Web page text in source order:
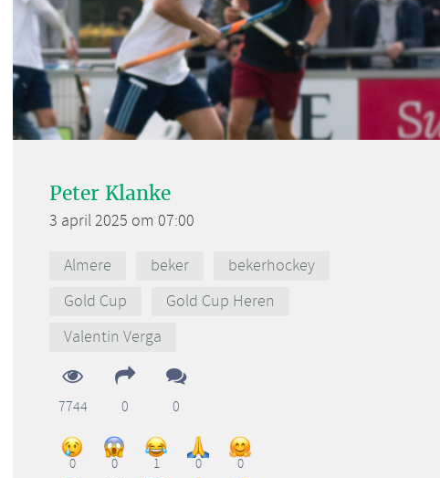
Peter Klanke
3 april 2025 om 07:00
Almere beker
bekerhockey
Gold Cup
Gold Cup Heren
Valentin Verga
7744 0 0
0 0 1 0 0